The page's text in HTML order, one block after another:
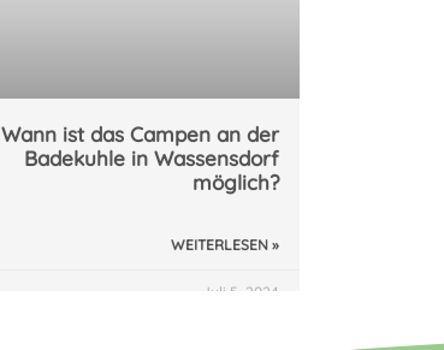
Wann ist das Campen an der
Badekuhle in Wassensdorf
möglich?
WEITERLESEN »
Juli 5, 2024